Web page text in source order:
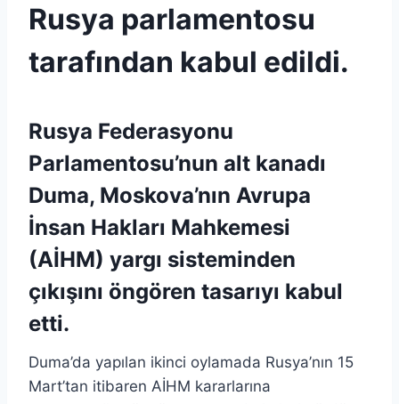
Rusya parlamentosu
tarafından kabul edildi.
Rusya Federasyonu
Parlamentosu’nun alt kanadı
Duma, Moskova’nın Avrupa
İnsan Hakları Mahkemesi
(AİHM) yargı sisteminden
çıkışını öngören tasarıyı kabul
etti.
Duma’da yapılan ikinci oylamada Rusya’nın 15
Mart’tan itibaren AİHM kararlarına